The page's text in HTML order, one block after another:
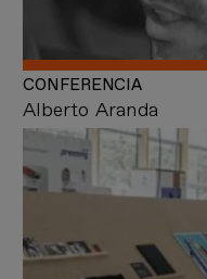
Alberto Aranda
CONFERENCIA